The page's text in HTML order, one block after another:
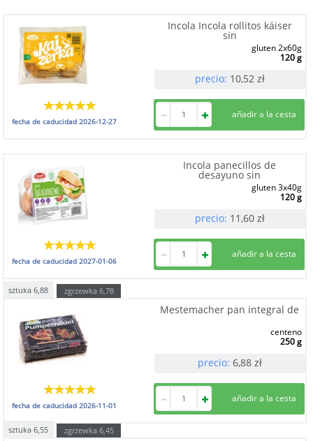
Incola Incola rollitos káiser
sin
gluten 2x60g
120 g
precio: 10,52 zł
fecha de caducidad2026-12-27
Incola panecillos de
desayuno sin
gluten 3x40g
120 g
precio: 11,60 zł
fecha de caducidad2027-01-06
sztuka 6,88 zgrzewka 6,78
Mestemacher pan integral de
centeno
250 g
precio: 6,88 zł
fecha de caducidad2026-11-01
sztuka 6,55 zgrzewka 6,45